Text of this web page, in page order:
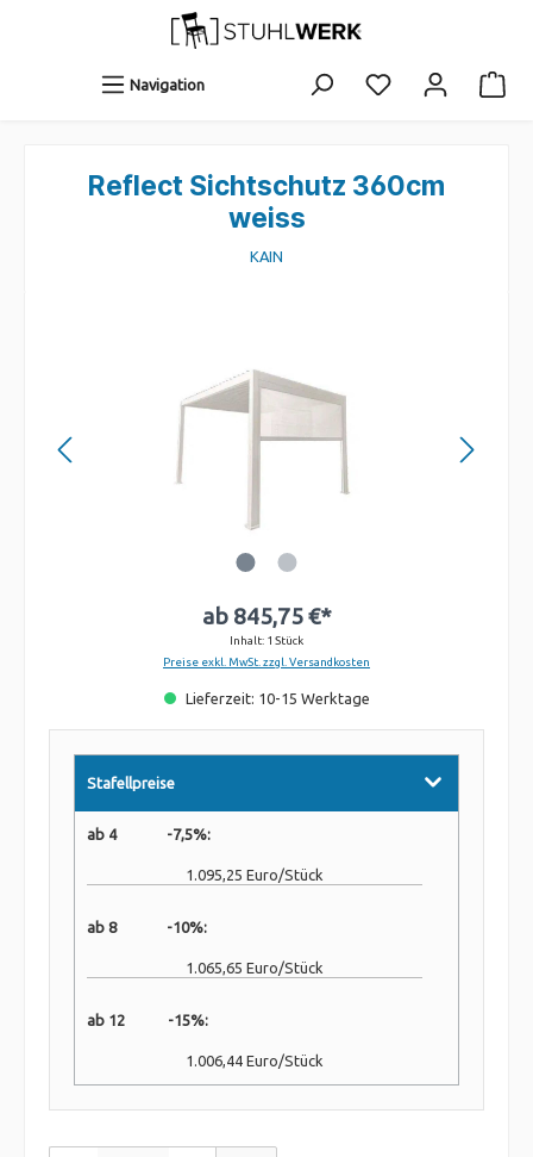
Navigation
Reflect Sichtschutz 360cm
weiss
KAIN
ab 845,75 €*
Inhalt: 1 Stück
Preise exkl. MwSt. zzgl. Versandkosten
Lieferzeit: 10-15 Werktage
Stafellpreise
ab 4 -7,5%:
1.095,25 Euro/Stück
ab 8 -10%:
1.065,65 Euro/Stück
ab 12 -15%:
1.006,44 Euro/Stück